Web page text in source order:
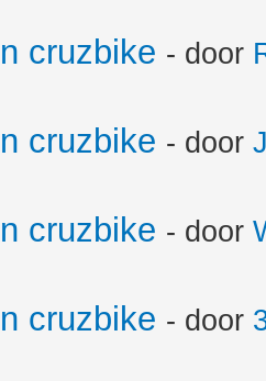
cruzbike - door
cruzbike - door
cruzbike - door
cruzbike - door